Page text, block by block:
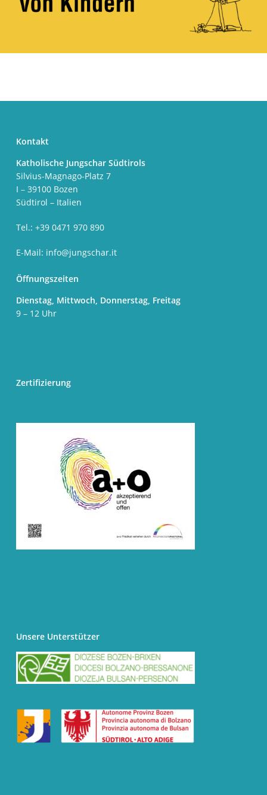
Kontakt
Katholische Jungschar Südtirols
Silvius-Magnago-Platz 7
I – 39100 Bozen
Südtirol – Italien
Tel.: +39 0471 970 890
E-Mail: info@jungschar.it
Öffnungszeiten
Dienstag, Mittwoch, Donnerstag, Freitag
9 – 12 Uhr
Zertifizierung
Unsere Unterstützer